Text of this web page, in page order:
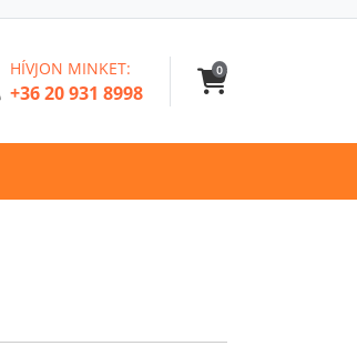
HÍVJON MINKET:
+36 20 931 8998
0